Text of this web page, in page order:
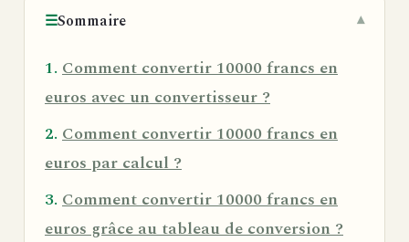
☰Sommaire
Comment convertir 10000 francs en
euros avec un convertisseur ?
Comment convertir 10000 francs en
euros par calcul ?
Comment convertir 10000 francs en
euros grâce au tableau de conversion ?